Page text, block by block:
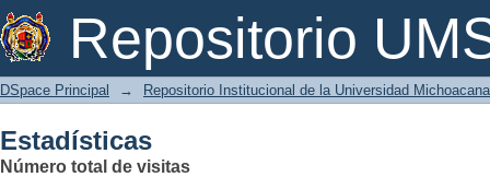
Repositorio
Estadísticas
DSpace Principal → Repositorio Institucional de la Universidad
Estadísticas
Número total de visitas